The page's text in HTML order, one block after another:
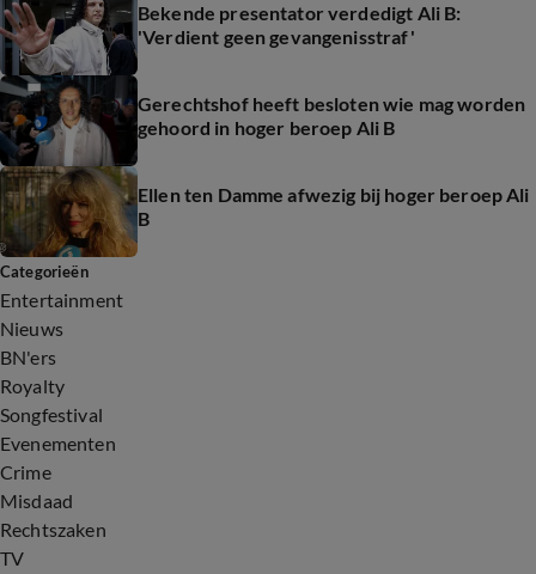
Bekende presentator verdedigt Ali B:
'Verdient geen gevangenisstraf'
Gerechtshof heeft besloten wie mag worden
gehoord in hoger beroep Ali B
Ellen ten Damme afwezig bij hoger beroep Ali
B
Categorieën
Entertainment
Nieuws
BN'ers
Royalty
Songfestival
Evenementen
Crime
Misdaad
Rechtszaken
TV